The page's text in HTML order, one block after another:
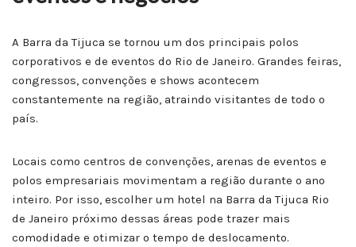
A Barra da Tijuca se tornou um dos principais polos
corporativos e de eventos do Rio de Janeiro. Grandes feiras,
congressos, convenções e shows acontecem
constantemente na região, atraindo visitantes de todo o
país.
Locais como centros de convenções, arenas de eventos e
polos empresariais movimentam a região durante o ano
inteiro. Por isso, escolher um hotel na Barra da Tijuca Rio
de Janeiro próximo dessas áreas pode trazer mais
comodidade e otimizar o tempo de deslocamento.